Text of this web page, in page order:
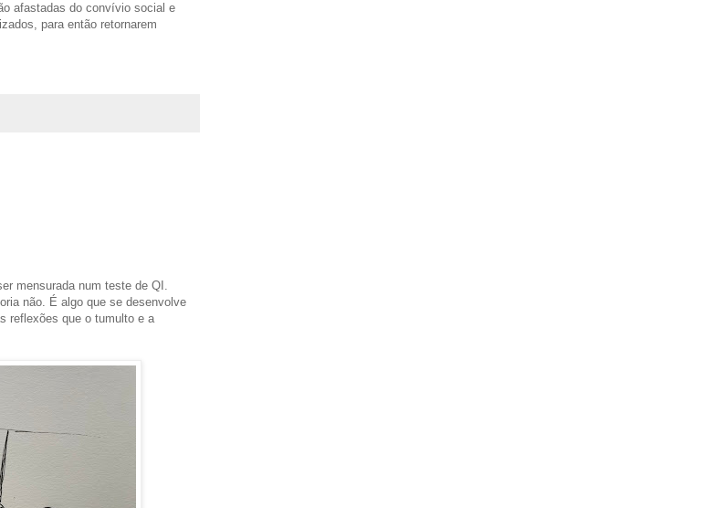
afastadas do convívio social e
para então retornarem
mensurada num teste de QI.
não. É algo que se desenvolve
reflexões que o tumulto e a